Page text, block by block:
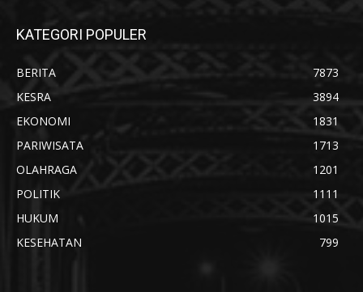
KATEGORI POPULER
BERITA
7873
KESRA
3894
EKONOMI
1831
PARIWISATA
1713
OLAHRAGA
1201
POLITIK
1111
HUKUM
1015
KESEHATAN
799